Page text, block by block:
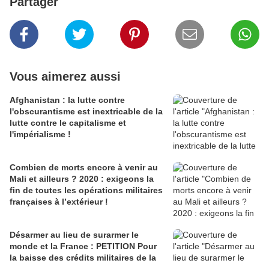
Vous aimerez aussi
Afghanistan : la lutte contre
l'obscurantisme est inextricable de la
lutte contre le capitalisme et
l'impérialisme !
Combien de morts encore à venir au
Mali et ailleurs ? 2020 : exigeons la
fin de toutes les opérations militaires
françaises à l’extérieur !
Désarmer au lieu de surarmer le
monde et la France : PETITION Pour
la baisse des crédits militaires de la